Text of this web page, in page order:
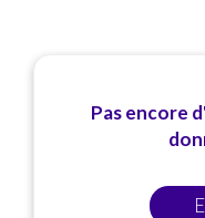
Pas encore